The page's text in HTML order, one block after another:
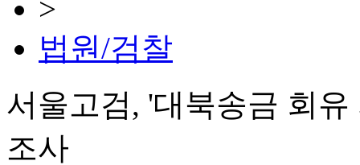
>
법원/검찰
서울고검, '대북송금 회
조사